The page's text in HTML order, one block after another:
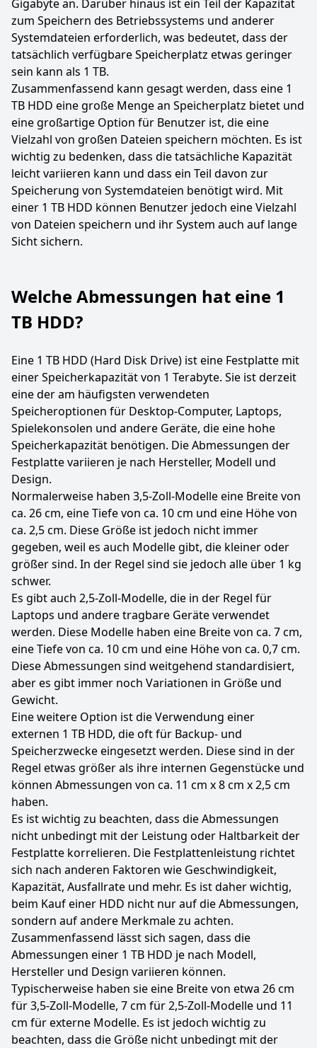
Gigabyte an. Darüber hinaus ist ein Teil der Kapazität
zum Speichern des Betriebssystems und anderer
Systemdateien erforderlich, was bedeutet, dass der
tatsächlich verfügbare Speicherplatz etwas geringer
sein kann als 1 TB.
Zusammenfassend kann gesagt werden, dass eine 1
TB HDD eine große Menge an Speicherplatz bietet und
eine großartige Option für Benutzer ist, die eine
Vielzahl von großen Dateien speichern möchten. Es ist
wichtig zu bedenken, dass die tatsächliche Kapazität
leicht variieren kann und dass ein Teil davon zur
Speicherung von Systemdateien benötigt wird. Mit
einer 1 TB HDD können Benutzer jedoch eine Vielzahl
von Dateien speichern und ihr System auch auf lange
Sicht sichern.
Welche Abmessungen hat eine 1
TB HDD?
Eine 1 TB HDD (Hard Disk Drive) ist eine Festplatte mit
einer Speicherkapazität von 1 Terabyte. Sie ist derzeit
eine der am häufigsten verwendeten
Speicheroptionen für Desktop-Computer, Laptops,
Spielekonsolen und andere Geräte, die eine hohe
Speicherkapazität benötigen. Die Abmessungen der
Festplatte variieren je nach Hersteller, Modell und
Design.
Normalerweise haben 3,5-Zoll-Modelle eine Breite von
ca. 26 cm, eine Tiefe von ca. 10 cm und eine Höhe von
ca. 2,5 cm. Diese Größe ist jedoch nicht immer
gegeben, weil es auch Modelle gibt, die kleiner oder
größer sind. In der Regel sind sie jedoch alle über 1 kg
schwer.
Es gibt auch 2,5-Zoll-Modelle, die in der Regel für
Laptops und andere tragbare Geräte verwendet
werden. Diese Modelle haben eine Breite von ca. 7 cm,
eine Tiefe von ca. 10 cm und eine Höhe von ca. 0,7 cm.
Diese Abmessungen sind weitgehend standardisiert,
aber es gibt immer noch Variationen in Größe und
Gewicht.
Eine weitere Option ist die Verwendung einer
externen 1 TB HDD, die oft für Backup- und
Speicherzwecke eingesetzt werden. Diese sind in der
Regel etwas größer als ihre internen Gegenstücke und
können Abmessungen von ca. 11 cm x 8 cm x 2,5 cm
haben.
Es ist wichtig zu beachten, dass die Abmessungen
nicht unbedingt mit der Leistung oder Haltbarkeit der
Festplatte korrelieren. Die Festplattenleistung richtet
sich nach anderen Faktoren wie Geschwindigkeit,
Kapazität, Ausfallrate und mehr. Es ist daher wichtig,
beim Kauf einer HDD nicht nur auf die Abmessungen,
sondern auf andere Merkmale zu achten.
Zusammenfassend lässt sich sagen, dass die
Abmessungen einer 1 TB HDD je nach Modell,
Hersteller und Design variieren können.
Typischerweise haben sie eine Breite von etwa 26 cm
für 3,5-Zoll-Modelle, 7 cm für 2,5-Zoll-Modelle und 11
cm für externe Modelle. Es ist jedoch wichtig zu
beachten, dass die Größe nicht unbedingt mit der